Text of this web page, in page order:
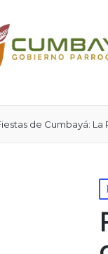
de Cumbayá: